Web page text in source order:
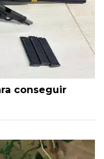
conseguir